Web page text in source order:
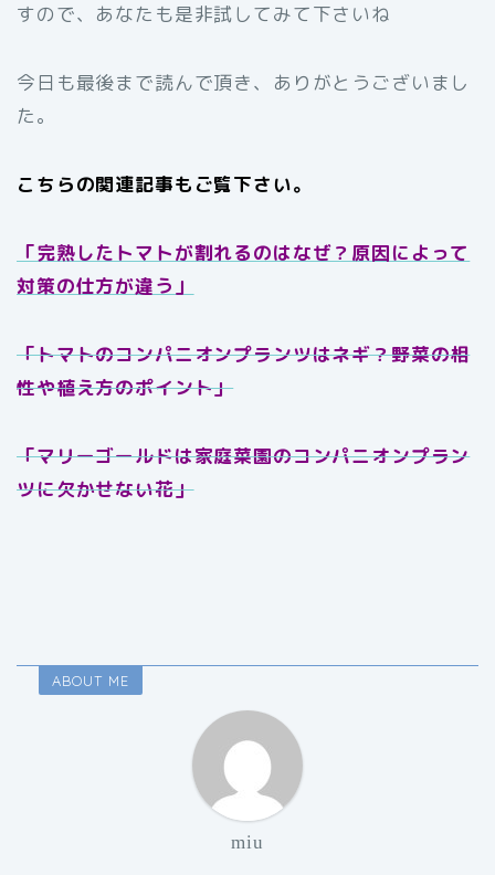
すので、あなたも是非試してみて下さいね
今日も最後まで読んで頂き、ありがとうございまし
た。
こちらの関連記事もご覧下さい。
「完熟したトマトが割れるのはなぜ？原因によって
対策の仕方が違う」
「トマトのコンパニオンプランツはネギ？野菜の相
性や植え方のポイント」
「マリーゴールドは家庭菜園のコンパニオンプラン
ツに欠かせない花」
ABOUT ME
miu